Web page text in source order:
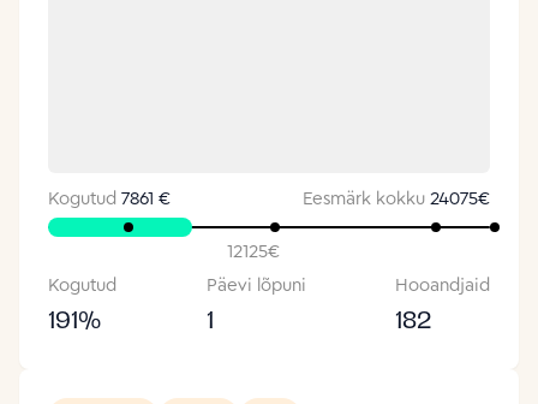
Kogutud 7861 € Eesmärk kokku 24075€
12125€
Kogutud
191%
Päevi lõpuni
1
Hooandjaid
182